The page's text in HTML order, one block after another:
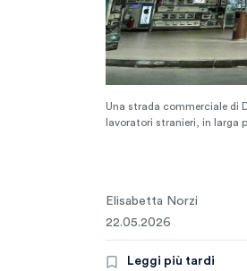
Una strada commerciale di
lavoratori stranieri, in larga
Elisabetta Norzi
22.05.2026
Leggi più tardi